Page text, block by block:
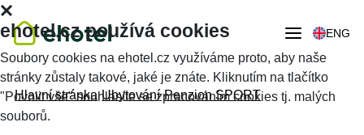
ENG
Hlavní stránka Ubytování Penzion SPORT
ehotel.cz používá cookies
Soubory cookies na ehotel.cz využíváme proto, aby naše
stránky zůstaly takové, jaké je znáte. Kliknutím na tlačítko
"Povolit vše" souhlasíte se zpracováním cookies tj. malých
souborů.